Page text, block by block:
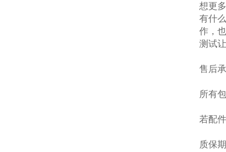
想更
有什
作，
测试
售后
所有
若配
质保